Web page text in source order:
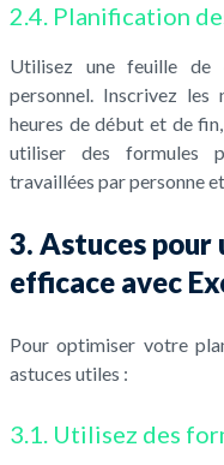
2.4. Planification
Utilisez une feuille de
personnel. Inscrivez les
heures de début et de
utiliser des formules
travaillées par personne
3. Astuces
efficace avec
Pour optimiser votre
astuces utiles :
3.1. Utilisez des